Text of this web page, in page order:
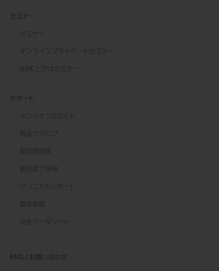
セミナー
セミナー
オンラインプライベートセミナー
NSK ビデオセミナー
サポート
メンテナンスガイド
製品カタログ
取扱説明書
販売終了情報
クリニカルレポート
臨床動画
安全データシート
FAQ / お問い合わせ